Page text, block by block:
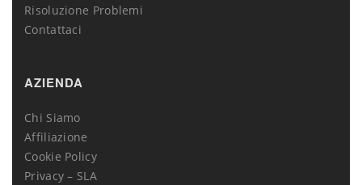
Risoluzione Problemi
Contattaci
AZIENDA
Chi Siamo
Affiliazione
Cookie Policy
Privacy – SLA